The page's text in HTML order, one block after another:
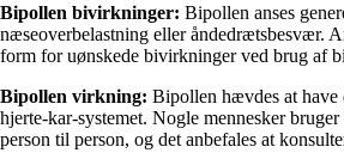
Bipollen bivirkninger: Bipollen anses
næseoverbelastning eller åndedrætsbesvær.
form for uønskede bivirkninger ved brug af
Bipollen virkning: Bipollen hævdes at have
hjerte-kar-systemet. Nogle mennesker
person til person, og det anbefales at